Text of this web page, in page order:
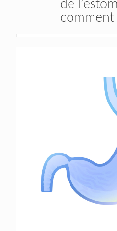
de
comment